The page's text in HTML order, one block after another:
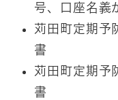
号、口座名
苅田町定期予
書
苅田町定期予
書